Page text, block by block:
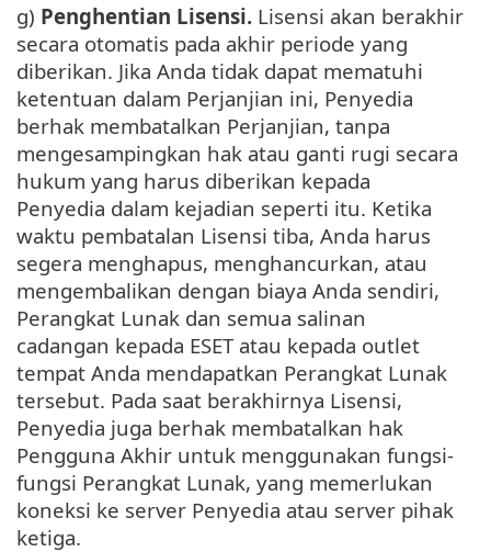
g) Penghentian Lisensi. Lisensi akan berakhir
secara otomatis pada akhir periode yang
diberikan. Jika Anda tidak dapat mematuhi
ketentuan dalam Perjanjian ini, Penyedia
berhak membatalkan Perjanjian, tanpa
mengesampingkan hak atau ganti rugi secara
hukum yang harus diberikan kepada
Penyedia dalam kejadian seperti itu. Ketika
waktu pembatalan Lisensi tiba, Anda harus
segera menghapus, menghancurkan, atau
mengembalikan dengan biaya Anda sendiri,
Perangkat Lunak dan semua salinan
cadangan kepada ESET atau kepada outlet
tempat Anda mendapatkan Perangkat Lunak
tersebut. Pada saat berakhirnya Lisensi,
Penyedia juga berhak membatalkan hak
Pengguna Akhir untuk menggunakan fungsi-
fungsi Perangkat Lunak, yang memerlukan
koneksi ke server Penyedia atau server pihak
ketiga.